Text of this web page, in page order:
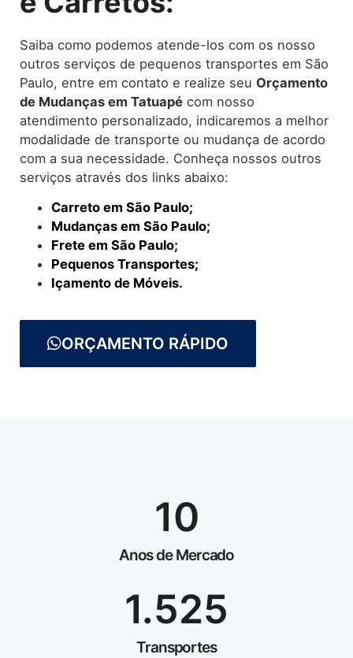
Saiba como podemos atende-los com os nosso
outros serviços de pequenos transportes em São
Paulo, entre em contato e realize seu Orçamento
de Mudanças em Tatuapé com nosso
atendimento personalizado, indicaremos a melhor
modalidade de transporte ou mudança de acordo
com a sua necessidade. Conheça nossos outros
serviços através dos links abaixo:
Carreto em São Paulo;
Mudanças em São Paulo;
Frete em São Paulo;
Pequenos Transportes;
Içamento de Móveis.
ORÇAMENTO RÁPIDO
Anos de Mercado
10
Transportes
1.525